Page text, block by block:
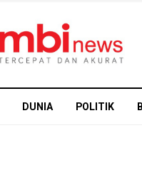
DUNIA POLITIK